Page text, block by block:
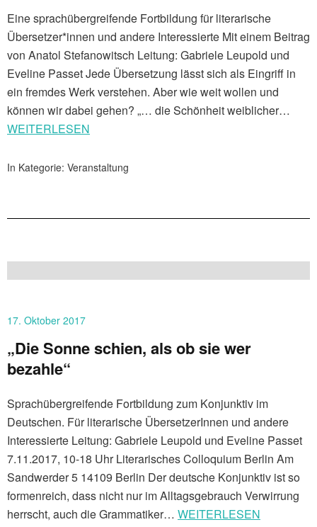
Eine sprachübergreifende Fortbildung für literarische
Übersetzer*innen und andere Interessierte Mit einem Beitrag
von Anatol Stefanowitsch Leitung: Gabriele Leupold und
Eveline Passet Jede Übersetzung lässt sich als Eingriff in
ein fremdes Werk verstehen. Aber wie weit wollen und
können wir dabei gehen? „… die Schönheit weiblicher…
WEITERLESEN
In Kategorie: Veranstaltung
17. Oktober 2017
„Die Sonne schien, als ob sie wer
bezahle“
Sprachübergreifende Fortbildung zum Konjunktiv im
Deutschen. Für literarische ÜbersetzerInnen und andere
Interessierte Leitung: Gabriele Leupold und Eveline Passet
7.11.2017, 10-18 Uhr Literarisches Colloquium Berlin Am
Sandwerder 5 14109 Berlin Der deutsche Konjunktiv ist so
formenreich, dass nicht nur im Alltagsgebrauch Verwirrung
herrscht, auch die Grammatiker… WEITERLESEN